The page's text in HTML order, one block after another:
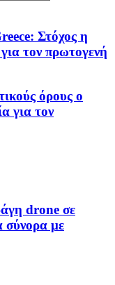
Στόχος η
τον πρωτογενή
όρους ο
για τον
drone σε
σύνορα με